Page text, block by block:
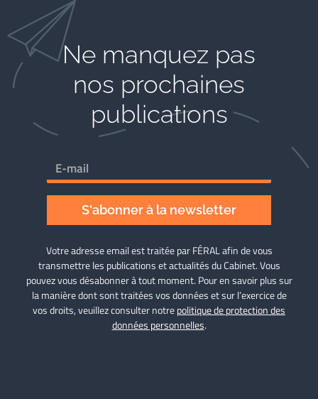
Ne manquez pas
nos prochaines
publications
S'abonner à la newsletter
Votre adresse email est traitée par FÉRAL afin de vous
transmettre les publications et actualités du Cabinet. Vous
pouvez vous désabonner à tout moment. Pour en savoir plus sur
la manière dont sont traitées vos données et sur l’exercice de
vos droits, veuillez consulter notrepolitique de protection des
données personnelles.